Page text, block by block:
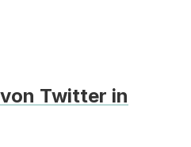
Twitter in